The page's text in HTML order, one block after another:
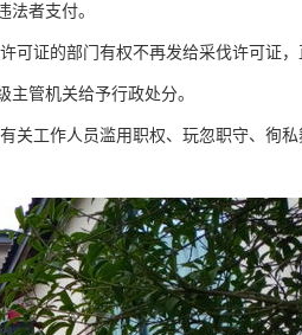
者支付。
证的部门有权不再发给采伐许可证，
管机关给予行政处分。
工作人员滥用职权、玩忽职守、徇私